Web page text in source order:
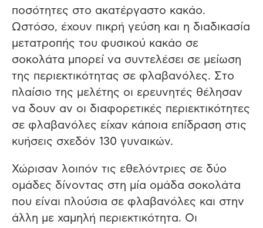
ποσότητες στο ακατέργαστο κακάο.
Ωστόσο, έχουν πικρή γεύση και η διαδικασία
μετατροπής του φυσικού κακάο σε
σοκολάτα μπορεί να συντελέσει σε μείωση
της περιεκτικότητας σε φλαβανόλες. Στο
πλαίσιο της μελέτης οι ερευνητές θέλησαν
να δουν αν οι διαφορετικές περιεκτικότητες
σε φλαβανόλες είχαν κάποια επίδραση στις
κυήσεις σχεδόν 130 γυναικών.
Χώρισαν λοιπόν τις εθελόντριες σε δύο
ομάδες δίνοντας στη μία ομάδα σοκολάτα
που είναι πλούσια σε φλαβανόλες και στην
άλλη με χαμηλή περιεκτικότητα. Οι